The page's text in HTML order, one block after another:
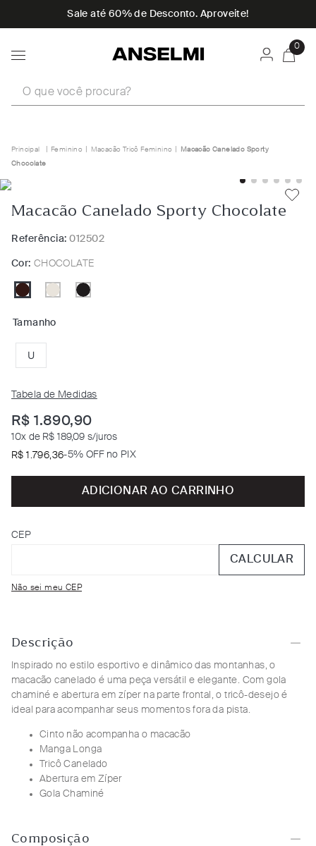
Sale até 60% de Desconto. Aproveite!
0
Feminino Macacão Tricô Feminino Macacão Canelado Sporty
Chocolate
Macacão Canelado Sporty Chocolate
Referência: 012502
Cor: CHOCOLATE
Tamanho
U
Tabela de Medidas
R$ 1.890,90
10x de R$ 189,09 s/juros
R$ 1 .796,36-5% OFF no PIX
ADICIONAR AO CARRINHO
CEP
Não sei meu CEP
CALCULAR
Descrição
Inspirado no estilo esportivo e dinâmico das montanhas, o
macacão canelado é uma peça versátil e elegante. Com gola
chaminé e abertura em zíper na parte frontal, o tricô-desejo é
ideal para acompanhar seus momentos fora da pista.
Cinto não acompanha o macacão
Manga Longa
Tricô Canelado
Abertura em Zíper
Gola Chaminé
Composição